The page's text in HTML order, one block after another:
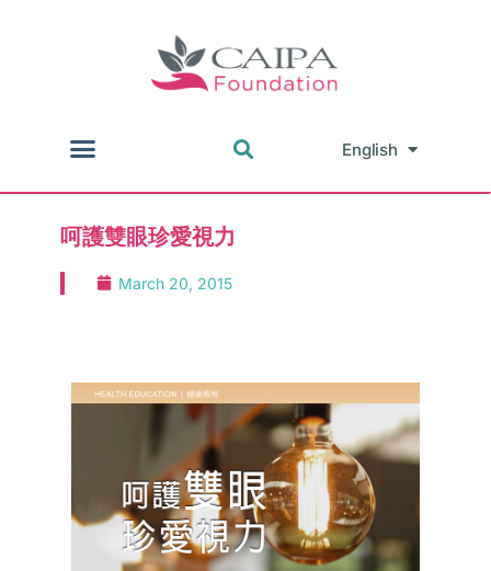
English
中文
呵護雙眼珍愛視力
March 20, 2015